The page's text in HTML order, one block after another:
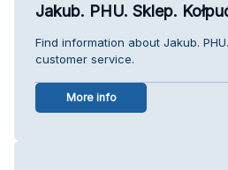
Jakub. PHU. Sklep.
Find information about Jakub.
customer service.
More info